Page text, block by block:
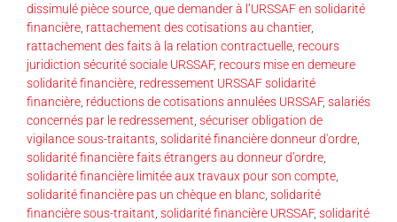
dissimulé pièce source que demander à l’URSSAF en solidarité
financière rattachement des cotisations au chantier,
rattachement des faits à la relation contractuelle recours
juridiction sécurité sociale URSSAF, recours mise en demeure
solidarité financière redressement URSSAF solidarité
financière réductions de cotisations annulées URSSAF, salariés
concernés par le redressement sécuriser obligation de
vigilance sous-traitants solidarité financière donneur d'ordre
solidarité financière faits étrangers au donneur d’ordre
solidarité financière limitée aux travaux pour son compte
solidarité financière pas un chèque en blanc solidarité
financière sous-traitant solidarité financière URSSAF, solidarité